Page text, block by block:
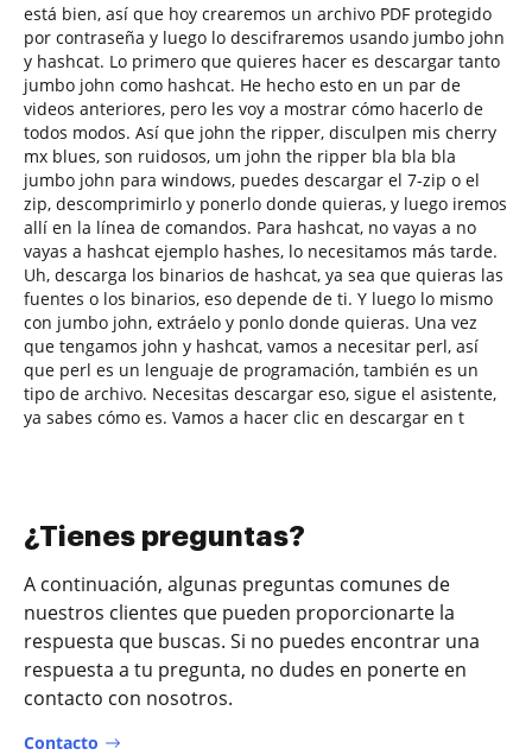
está bien, así que hoy crearemos un archivo PDF protegido
por contraseña y luego lo descifraremos usando jumbo john
y hashcat. Lo primero que quieres hacer es descargar tanto
jumbo john como hashcat. He hecho esto en un par de
videos anteriores, pero les voy a mostrar cómo hacerlo de
todos modos. Así que john the ripper, disculpen mis cherry
mx blues, son ruidosos, um john the ripper bla bla bla
jumbo john para windows, puedes descargar el 7-zip o el
zip, descomprimirlo y ponerlo donde quieras, y luego iremos
allí en la línea de comandos. Para hashcat, no vayas a no
vayas a hashcat ejemplo hashes, lo necesitamos más tarde.
Uh, descarga los binarios de hashcat, ya sea que quieras las
fuentes o los binarios, eso depende de ti. Y luego lo mismo
con jumbo john, extráelo y ponlo donde quieras. Una vez
que tengamos john y hashcat, vamos a necesitar perl, así
que perl es un lenguaje de programación, también es un
tipo de archivo. Necesitas descargar eso, sigue el asistente,
ya sabes cómo es. Vamos a hacer clic en descargar en t
¿Tienes preguntas?
A continuación, algunas preguntas comunes de
nuestros clientes que pueden proporcionarte la
respuesta que buscas. Si no puedes encontrar una
respuesta a tu pregunta, no dudes en ponerte en
contacto con nosotros.
Contacto